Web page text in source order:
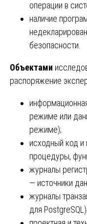
операции в
наличие
безопасности.
Объектами
распоряжение
режиме или
режиме);
исходный код и
процедуры,
журналы
— источники
журналы
для PostgreSQL);